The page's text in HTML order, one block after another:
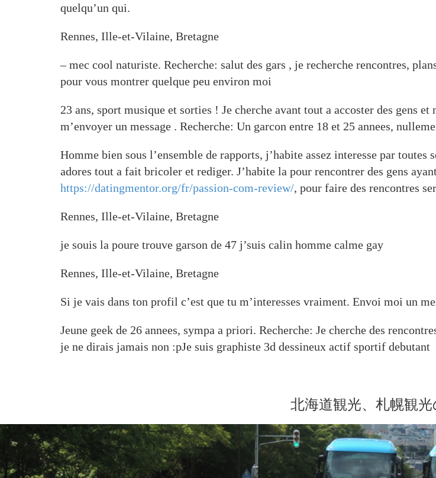
quelqu’un qui.
Rennes, Ille-et-Vilaine, Bretagne
– mec cool naturiste. Recherche: salut des gars , je recherche rencontres,
pour vous montrer quelque peu environ moi
23 ans, sport musique et sorties ! Je cherche avant tout a accoster des gens
m’envoyer un message . Recherche: Un garcon entre 18 et 25 annees,
Homme bien sous l’ensemble de rapports, j’habite assez interesse par
adores tout a fait bricoler et rediger. J’habite la pour rencontrer des gens
https://datingmentor.org/fr/passion-com-review/, pour faire des rencontres
Rennes, Ille-et-Vilaine, Bretagne
je souis la poure trouve garson de 47 j’suis calin homme calme gay
Rennes, Ille-et-Vilaine, Bretagne
Si je vais dans ton profil c’est que tu m’interesses vraiment. Envoi moi un
Jeune geek de 26 annees, sympa a priori. Recherche: Je cherche des
je ne dirais jamais non :pJe suis graphiste 3d dessineux actif sportif debutant
北海道観光、札幌観